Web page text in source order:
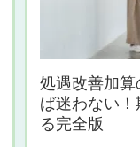
処遇改善加
ば迷わない
る完全版